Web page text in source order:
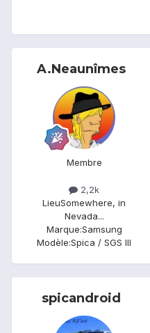
A.Neaunîmes
Membre
2,2k
LieuSomewhere, in
Nevada...
Marque:Samsung
Modèle:Spica / SGS III
spicandroid